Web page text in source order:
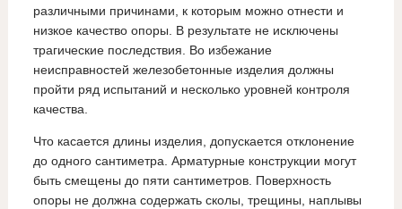
различными причинами, к которым можно отнести и
низкое качество опоры. В результате не исключены
трагические последствия. Во избежание
неисправностей железобетонные изделия должны
пройти ряд испытаний и несколько уровней контроля
качества.
Что касается длины изделия, допускается отклонение
до одного сантиметра. Арматурные конструкции могут
быть смещены до пяти сантиметров. Поверхность
опоры не должна содержать сколы, трещины, наплывы